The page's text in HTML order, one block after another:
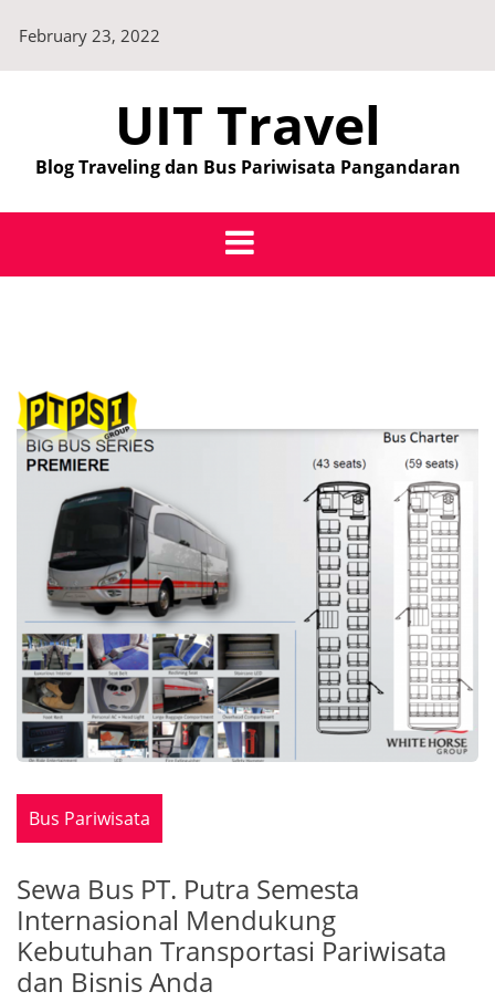
content
February 23, 2022
UIT Travel
Blog Traveling dan Bus Pariwisata Pangandaran
Bus Pariwisata
Sewa Bus PT. Putra Semesta
Internasional Mendukung
Kebutuhan Transportasi Pariwisata
dan Bisnis Anda